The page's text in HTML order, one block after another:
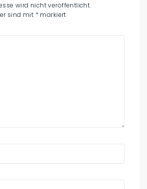
wird nicht veröffentlicht.
sind mit * markiert